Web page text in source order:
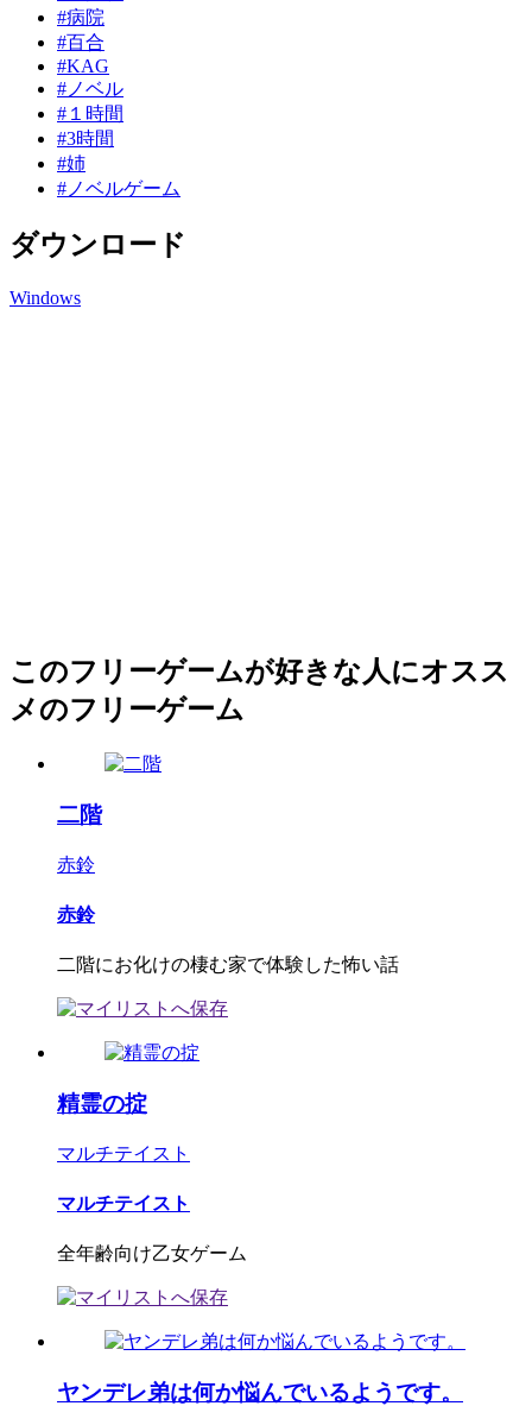
#病院
#百合
#KAG
#ノベル
#１時間
#3時間
#姉
#ノベルゲーム
ダウンロード
Windows
このフリーゲームが好きな人にオスス
メのフリーゲーム
二階
赤鈴
赤鈴
二階にお化けの棲む家で体験した怖い話
精霊の掟
マルチテイスト
マルチテイスト
全年齢向け乙女ゲーム
ヤンデレ弟は何か悩んでいるようです。